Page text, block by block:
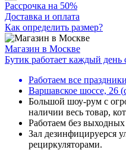
Рассрочка на 50%
Доставка и оплата
Как определить размер?
Магазин в Москве
Бутик работает каждый день
Работаем все
Варшавское шоссе, 26 (
Большой шоу-рум с
наличии весь товар,
Работаем без
Зал дезинфицируерся
рециркуляторами.